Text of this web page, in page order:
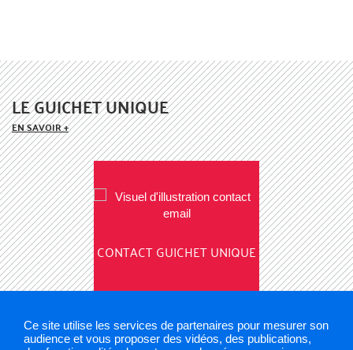
Ce site utilise les services de partenaires pour mesurer son
audience et vous proposer des vidéos, des publications,
LE GUICHET UNIQUE
EN SAVOIR +
CONTACT GUICHET UNIQUE